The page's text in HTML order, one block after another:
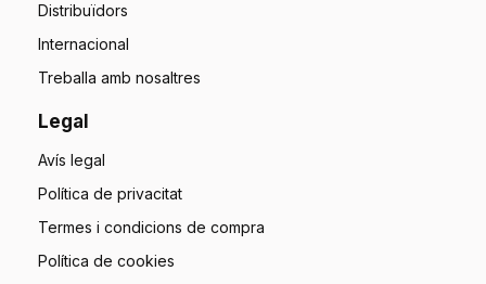
Distribuïdors
Internacional
Treballa amb nosaltres
Legal
Avís legal
Política de privacitat
Termes i condicions de compra
Política de cookies